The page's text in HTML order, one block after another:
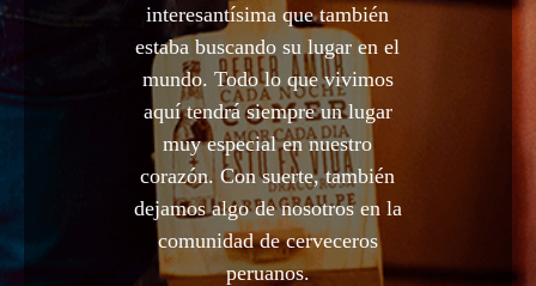
interesantísima que también
estaba buscando su lugar en el
mundo. Todo lo que vivimos
aquí tendrá siempre un lugar
muy especial en nuestro
corazón. Con suerte, también
dejamos algo de nosotros en la
comunidad de cerveceros
peruanos.